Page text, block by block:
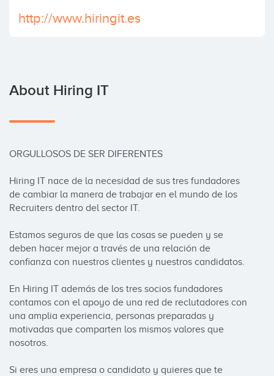
http://www.hiringit.es
About Hiring IT
ORGULLOSOS DE SER DIFERENTES
Hiring IT nace de la necesidad de sus tres fundadores
de cambiar la manera de trabajar en el mundo de los
Recruiters dentro del sector IT.
Estamos seguros de que las cosas se pueden y se
deben hacer mejor a través de una relación de
confianza con nuestros clientes y nuestros candidatos.
En Hiring IT además de los tres socios fundadores
contamos con el apoyo de una red de reclutadores con
una amplia experiencia, personas preparadas y
motivadas que comparten los mismos valores que
nosotros.
Si eres una empresa o candidato y quieres que te